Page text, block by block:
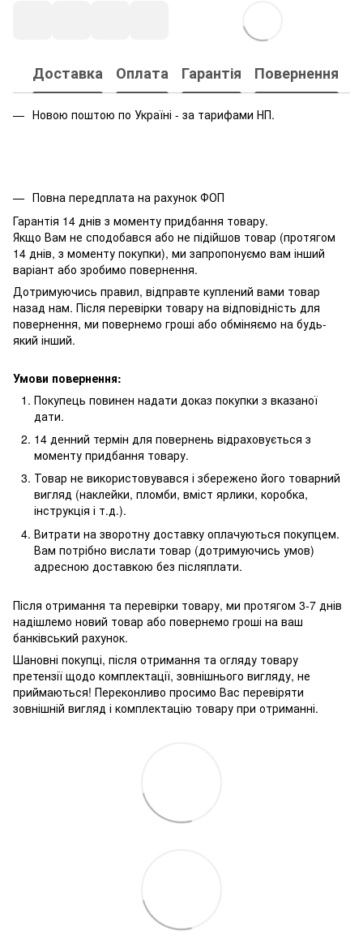
Доставка Оплата Гарантія Повернення
Новою поштою по Україні - за тарифами НП.
Повна передплата на рахунок ФОП
Гарантія 14 днів з моменту придбання товару.
Якщо Вам не сподобався або не підійшов товар (протягом
14 днів, з моменту покупки), ми запропонуємо вам інший
варіант або зробимо повернення.
Дотримуючись правил, відправте куплений вами товар
назад нам. Після перевірки товару на відповідність для
повернення, ми повернемо гроші або обміняємо на будь-
який інший.
Умови повернення:
Покупець повинен надати доказ покупки з вказаної
дати.
14 денний термін для повернень відраховується з
моменту придбання товару.
Товар не використовувався і збережено його товарний
вигляд (наклейки, пломби, вміст ярлики, коробка,
інструкція і т.д.).
Витрати на зворотну доставку оплачуються покупцем.
Вам потрібно вислати товар (дотримуючись умов)
адресною доставкою без післяплати.
Після отримання та перевірки товару, ми протягом 3-7 днів
надішлемо новий товар або повернемо гроші на ваш
банківський рахунок.
Шановні покупці, після отримання та огляду товару
претензії щодо комплектації, зовнішнього вигляду, не
приймаються! Переконливо просимо Вас перевіряти
зовнішній вигляд і комплектацію товару при отриманні.